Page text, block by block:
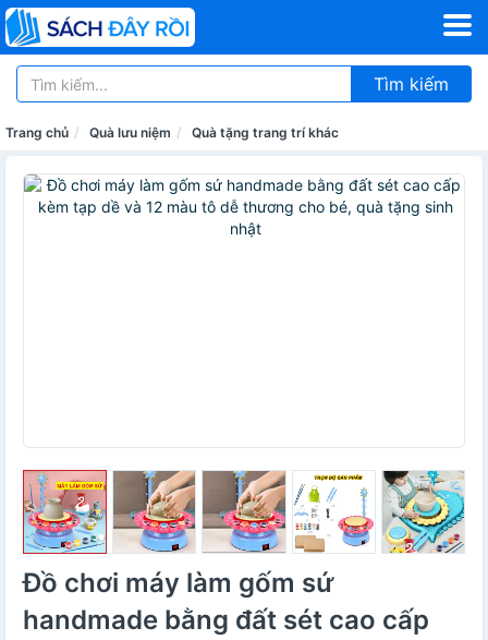
Tìm kiếm
Trang chủ Quà lưu niệm Quà tặng trang trí khác
Đồ chơi máy làm gốm sứ
handmade bằng đất sét cao cấp